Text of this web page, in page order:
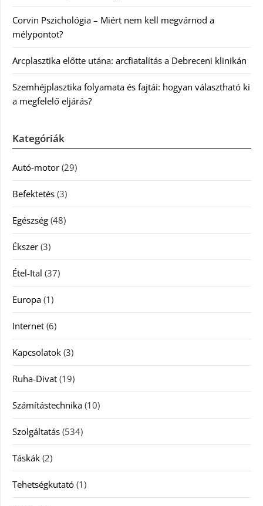
Corvin Pszichológia – Miért nem kell megvárnod a
mélypontot?
Arcplasztika előtte utána: arcfiatalítás a Debreceni klinikán
Szemhéjplasztika folyamata és fajtái: hogyan választható ki
a megfelelő eljárás?
Kategóriák
Autó-motor (29)
Befektetés (3)
Egészség (48)
Ékszer (3)
Étel-Ital (37)
Europa (1)
Internet (6)
Kapcsolatok (3)
Ruha-Divat (19)
Számítástechnika (10)
Szolgáltatás (534)
Táskák (2)
Tehetségkutató (1)